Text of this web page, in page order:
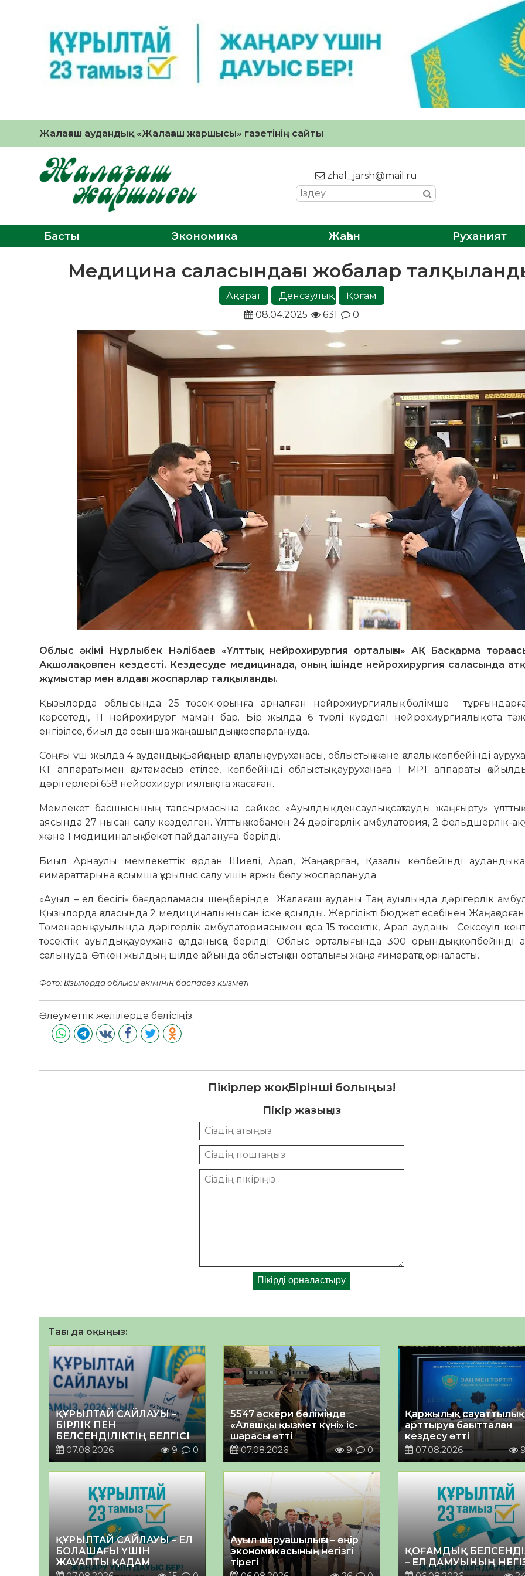
Жалағаш аудандық «Жалағаш жаршысы» газетінің сайты
zhal_jarsh@mail.ru
Басты Экономика Жаһан Руханият
Медицина саласындағы жобалар
Ақпарат Денсаулық
Қоғам
08.04.2025
631 0
Облыс әкімі Нұрлыбек Нәлібаев «Ұлттық нейрохирургия орталығы» АҚ Басқарма
Ақшолақовпен кездесті. Кездесуде медицинада, оның ішінде нейрохирургия саласында
жұмыстар мен алдағы жоспарлар талқыланды.
Қызылорда облысында 25 төсек-орынға арналған нейрохиургиялық бөлімше
көрсетеді, 11 нейрохирург маман бар. Бір жылда 6 түрлі күрделі нейрохиургиялық ота
енгізілсе, биыл да осынша жаңашылдық жоспарлануда.
Соңғы үш жылда 4 аудандық, Байқоңыр қалалық ауруханасы, облыстық және қалалық көпбейінді
КТ аппаратымен қамтамасыз етілсе, көпбейінді облыстық ауруханаға 1 МРТ аппараты
дәрігерлері 658 нейрохирургиялық ота жасаған.
Мемлекет басшысының тапсырмасына сәйкес «Ауылдық денсаулық сақтауды жаңғырту»
аясында 27 нысан салу көзделген. Ұлттық жобамен 24 дәрігерлік амбулатория, 2 фельдшерлік-
және 1 медициналық бекет пайдалануға берілді.
Биыл Арнаулы мемлекеттік қордан Шиелі, Арал, Жаңақорған, Қазалы көпбейінді аудандық
ғимараттарына қосымша құрылыс салу үшін қаржы бөлу жоспарлануда.
«Ауыл – ел бесігі» бағдарламасы шеңберінде Жалағаш ауданы Таң ауылында дәрігерлік
Қызылорда қаласында 2 медициналық нысан іске қосылды. Жергілікті бюджет есебінен
Төменарық ауылында дәрігерлік амбулаториясымен қоса 15 төсектік, Арал ауданы Сексеуіл
төсектік ауылдық аурухана қолданысқа берілді. Облыс орталығында 300 орындық көпбейінді
салынуда. Өткен жылдың шілде айында облыстық қан орталығы жаңа ғимаратқа орналасты.
Фото: Қызылорда облысы әкімінің баспасөз қызметі
Әлеуметтік желілерде бөлісіңіз:
Пікірлер жоқ. Бірінші болыңыз!
Пікір жазыңыз
Тағы да оқыңыз:
ҚҰРЫЛТАЙ САЙЛАУЫ –
БІРЛІК ПЕН
БЕЛСЕНДІЛІКТІҢ БЕЛГІСІ
07.08.2026
9 0
5547 әскери бөлімінде
«Алғашқы қызмет күні» іс-
шарасы өтті
07.08.2026
9 0
Қаржылық
арттыруға бағытталған
кездесу өтті
07.08.2026
ҚҰРЫЛТАЙ САЙЛАУЫ – ЕЛ
БОЛАШАҒЫ ҮШІН
ЖАУАПТЫ ҚАДАМ
Ауыл шаруашылығы – өңір
экономикасының негізгі
тірегі
ҚОҒАМДЫҚ
– ЕЛ ДАМУЫНЫҢ